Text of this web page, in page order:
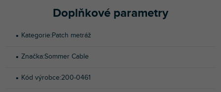
Doplňkové parametry
Kategorie:Patch metráž
Značka:Sommer Cable
Kód výrobce:200-0461